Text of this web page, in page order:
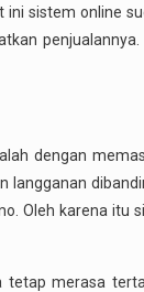
sistem online
dengan
Oleh karena itu
merasa